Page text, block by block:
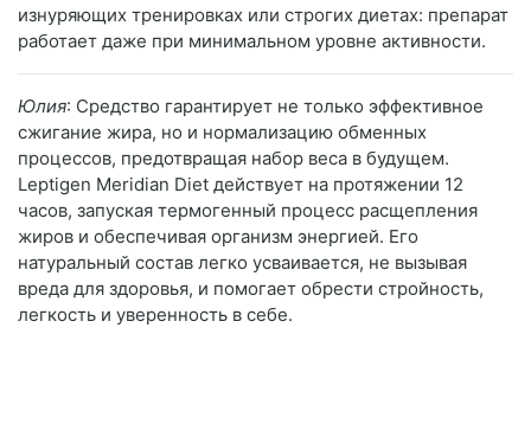
изнуряющих тренировках или строгих диетах: препарат
работает даже при минимальном уровне активности.
Юлия: Средство гарантирует не только эффективное
сжигание жира, но и нормализацию обменных
процессов, предотвращая набор веса в будущем.
Leptigen Meridian Diet действует на протяжении 12
часов, запуская термогенный процесс расщепления
жиров и обеспечивая организм энергией. Его
натуральный состав легко усваивается, не вызывая
вреда для здоровья, и помогает обрести стройность,
легкость и уверенность в себе.